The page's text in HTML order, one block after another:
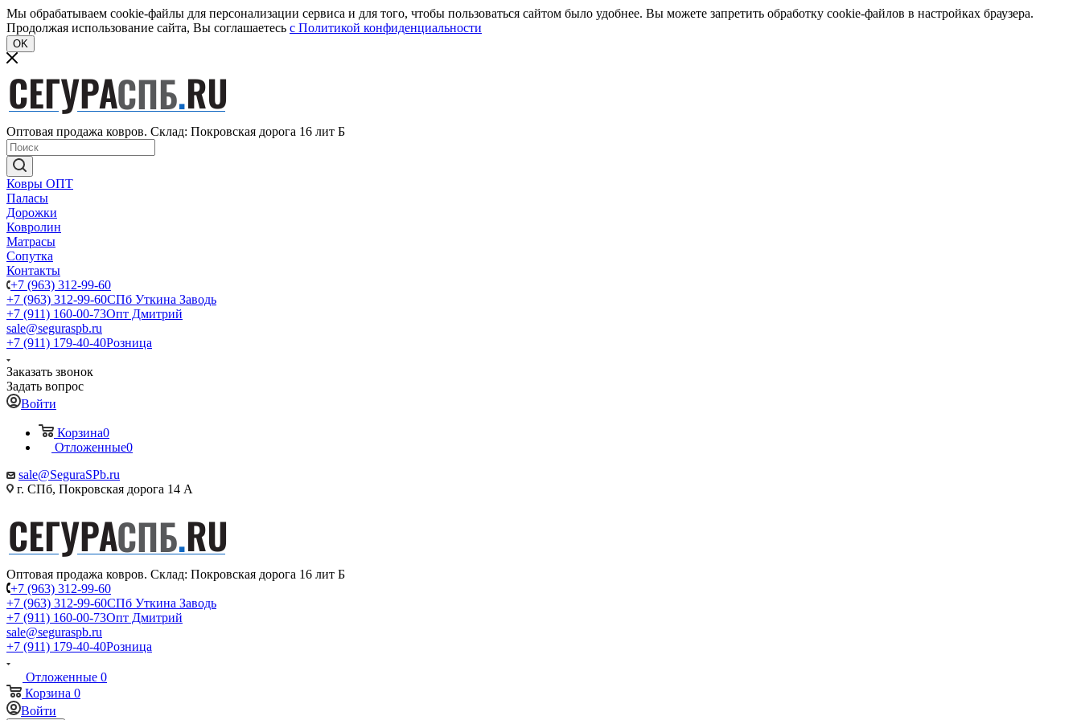
Мы обрабатываем cookie-файлы для персонализации сервиса и для того, чтобы пользоваться сайтом было удобнее. Вы можете запретить обработку cookie-файлов в настройках браузера.
Продолжая использование сайта, Вы соглашаетесь c Политикой конфиденциальности
OK
Оптовая продажа ковров. Склад: Покровская дорога 16 лит Б
Ковры ОПТ
Паласы
Дорожки
Ковролин
Матрасы
Сопутка
Контакты
+7 (963) 312-99-60
+7 (963) 312-99-60СПб Уткина Заводь
+7 (911) 160-00-73Опт Дмитрий
sale@seguraspb.ru
+7 (911) 179-40-40Розница
Заказать звонок
Задать вопрос
Войти
Корзина0
Отложенные0
sale@SeguraSPb.ru
г. СПб, Покровская дорога 14 А
Оптовая продажа ковров. Склад: Покровская дорога 16 лит Б
+7 (963) 312-99-60
+7 (963) 312-99-60СПб Уткина Заводь
+7 (911) 160-00-73Опт Дмитрий
sale@seguraspb.ru
+7 (911) 179-40-40Розница
Отложенные 0
Корзина 0
Войти